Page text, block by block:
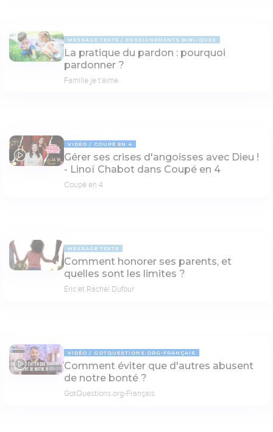
MESSAGE TEXTE ENSEIGNEMENTS BIBLIQUES
La pratique du pardon : pourquoi
pardonner ?
Famille je t'aime
14:16
VIDÉO COUPÉ EN 4
Gérer ses crises d'angoisses avec Dieu !
- Linoï Chabot dans Coupé en 4
Coupé en 4
MESSAGE TEXTE
Comment honorer ses parents, et
quelles sont les limites ?
Éric et Rachel Dufour
05:00
VIDÉO GOTQUESTIONS.ORG-FRANÇAIS
Comment éviter que d'autres abusent
de notre bonté ?
GotQuestions.org-Français